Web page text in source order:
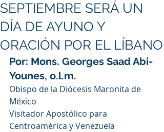
SEPTIEMBRE SERÁ UN
DÍA DE AYUNO Y
ORACIÓN POR EL LÍBANO
Por: Mons. Georges Saad Abi-
Younes, o.l.m.
Obispo de la Diócesis Maronita de
México
Visitador Apostólico para
Centroamérica y Venezuela